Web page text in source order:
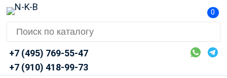
0
+7 (495) 769-55-47
+7 (910) 418-99-73